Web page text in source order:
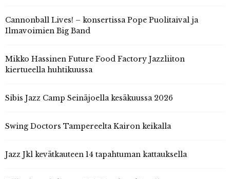
Cannonball Lives! – konsertissa Pope Puolitaival ja
Ilmavoimien Big Band
Mikko Hassinen Future Food Factory Jazzliiton
kiertueella huhtikuussa
Sibis Jazz Camp Seinäjoella kesäkuussa 2026
Swing Doctors Tampereelta Kairon keikalla
Jazz Jkl kevätkauteen 14 tapahtuman kattauksella